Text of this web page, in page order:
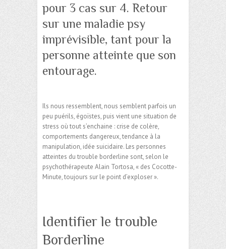
pour 3 cas sur 4. Retour
sur une maladie psy
imprévisible, tant pour la
personne atteinte que son
entourage.
Ils nous ressemblent, nous semblent parfois un
peu puérils, égoïstes, puis vient une situation de
stress où tout s’enchaine : crise de colère,
comportements dangereux, tendance à la
manipulation, idée suicidaire. Les personnes
atteintes du trouble borderline sont, selon le
psychothérapeute Alain Tortosa, « des Cocotte-
Minute, toujours sur le point d’exploser ».
Identifier le trouble
Borderline